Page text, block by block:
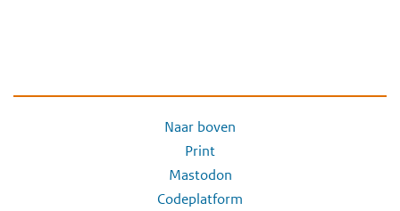
Naar boven
Print
Mastodon
Codeplatform